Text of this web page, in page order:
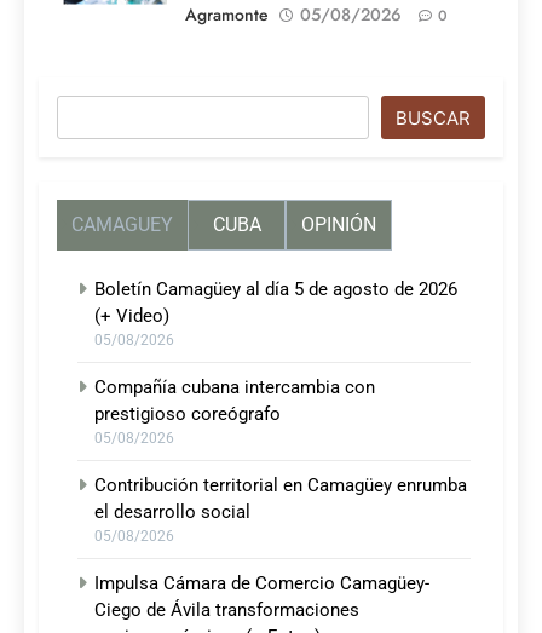
Agramonte
05/08/2026 0
BUSCAR
CAMAGUEY CUBA OPINIÓN
Boletín Camagüey al día 5 de agosto de 2026
(+ Video)
05/08/2026
Compañía cubana intercambia con
prestigioso coreógrafo
05/08/2026
Contribución territorial en Camagüey enrumba
el desarrollo social
05/08/2026
Impulsa Cámara de Comercio Camagüey-
Ciego de Ávila transformaciones